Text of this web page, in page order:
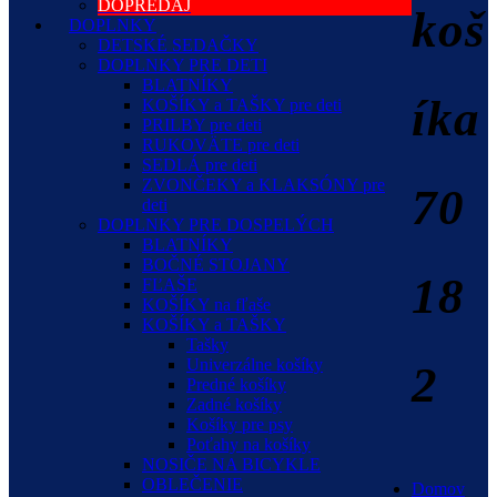
DOPREDAJ
DOPLNKY
DETSKÉ SEDAČKY
DOPLNKY PRE DETI
BLATNÍKY
KOŠÍKY a TAŠKY pre deti
PRILBY pre deti
RUKOVÄTE pre deti
SEDLÁ pre deti
ZVONČEKY a KLAKSÓNY pre
deti
DOPLNKY PRE DOSPELÝCH
BLATNÍKY
BOČNÉ STOJANY
FĽAŠE
KOŠÍKY na fľaše
KOŠÍKY a TAŠKY
Tašky
Univerzálne košíky
Predné košíky
Zadné košíky
Košíky pre psy
Poťahy na košíky
NOSIČE NA BICYKLE
OBLEČENIE
koš
íka
70
18
2
Domov